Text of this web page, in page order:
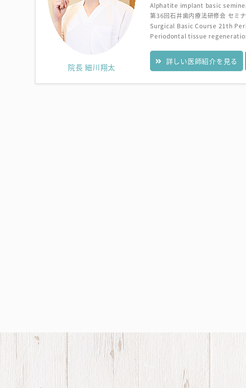
院長 細川翔太
Alphatite implant basic
第36回石井歯内療法研修会 セミ
Surgical Basic Course 21th
Periodontal tissue
詳しい医師紹介を見る